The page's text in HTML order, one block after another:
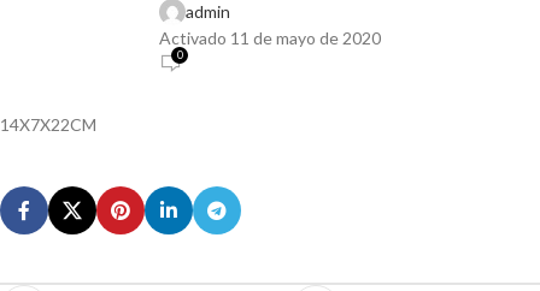
admin
Activado 11 de mayo de 2020
0
14X7X22CM